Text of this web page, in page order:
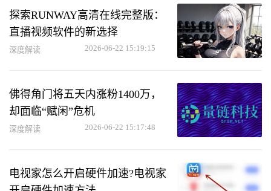
探索RUNWAY高清在线完整版：
直播视频软件的新选择
深度解读 2026-06-22 15:19:15
佛得角门将五天内涨粉1400万，
却面临“赋闲”危机
深度解读 2026-06-22 15:17:48
电视家怎么开启硬件加速?电视家